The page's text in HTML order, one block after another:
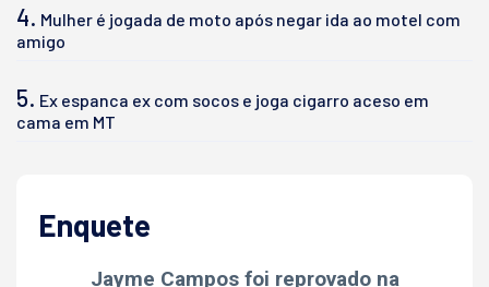
4. Mulher é jogada de moto após negar ida ao motel com
amigo
5. Ex espanca ex com socos e joga cigarro aceso em
cama em MT
Enquete
Jayme Campos foi reprovado na